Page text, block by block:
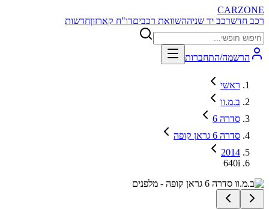
CARZONE
רכב חדשרכב יד שניההשוואת רכביםדו"ח קארזוןחדשות
הרשמה/התחברות
ראשי
ב.מ.וו
סדרה 6
סדרה 6 גראן קופה
2014
640i